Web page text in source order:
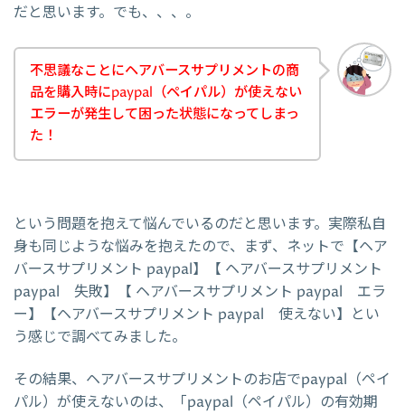
だと思います。でも、、、。
不思議なことにヘアバースサプリメントの商
品を購入時にpaypal（ペイパル）が使えない
エラーが発生して困った状態になってしまっ
た！
という問題を抱えて悩んでいるのだと思います。実際私自
身も同じような悩みを抱えたので、まず、ネットで【ヘア
バースサプリメント paypal】【 ヘアバースサプリメント
paypal 失敗】【 ヘアバースサプリメント paypal エラ
ー】【ヘアバースサプリメント paypal 使えない】とい
う感じで調べてみました。
その結果、ヘアバースサプリメントのお店でpaypal（ペイ
パル）が使えないのは、「paypal（ペイパル）の有効期